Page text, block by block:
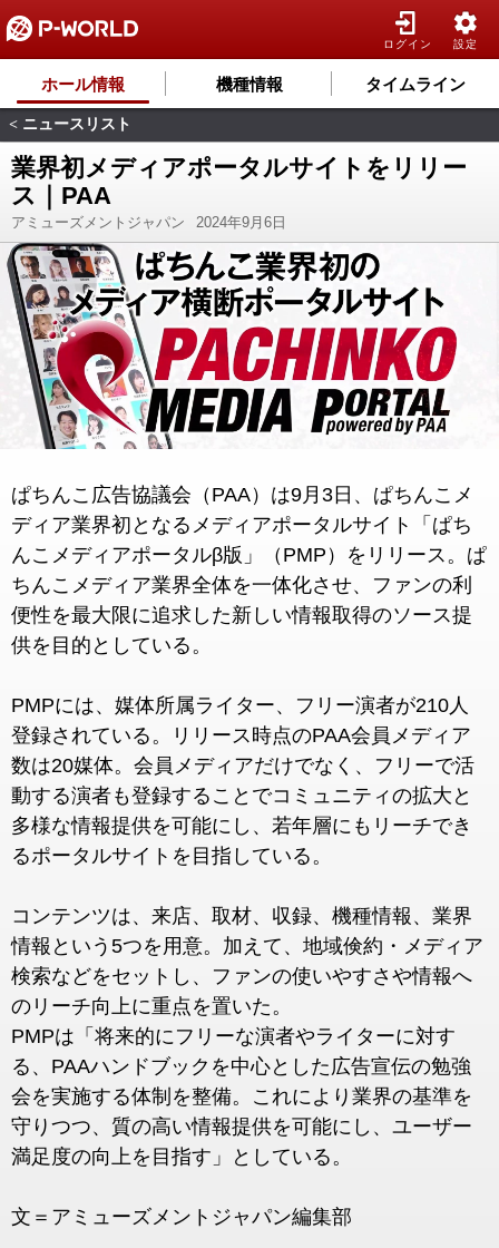
ログイン 設定
ホール情報 機種情報 タイムライン
< ニュースリスト
業界初メディアポータルサイトをリリー
ス｜PAA
アミューズメントジャパン 2024年9月6日
ぱちんこ広告協議会（PAA）は9月3日、ぱちんこメ
ディア業界初となるメディアポータルサイト「ぱち
んこメディアポータルβ版」（PMP）をリリース。ぱ
ちんこメディア業界全体を一体化させ、ファンの利
便性を最大限に追求した新しい情報取得のソース提
供を目的としている。
PMPには、媒体所属ライター、フリー演者が210人
登録されている。リリース時点のPAA会員メディア
数は20媒体。会員メディアだけでなく、フリーで活
動する演者も登録することでコミュニティの拡大と
多様な情報提供を可能にし、若年層にもリーチでき
るポータルサイトを目指している。
コンテンツは、来店、取材、収録、機種情報、業界
情報という5つを用意。加えて、地域倹約・メディア
検索などをセットし、ファンの使いやすさや情報へ
のリーチ向上に重点を置いた。
PMPは「将来的にフリーな演者やライターに対す
る、PAAハンドブックを中心とした広告宣伝の勉強
会を実施する体制を整備。これにより業界の基準を
守りつつ、質の高い情報提供を可能にし、ユーザー
満足度の向上を目指す」としている。
文＝アミューズメントジャパン編集部